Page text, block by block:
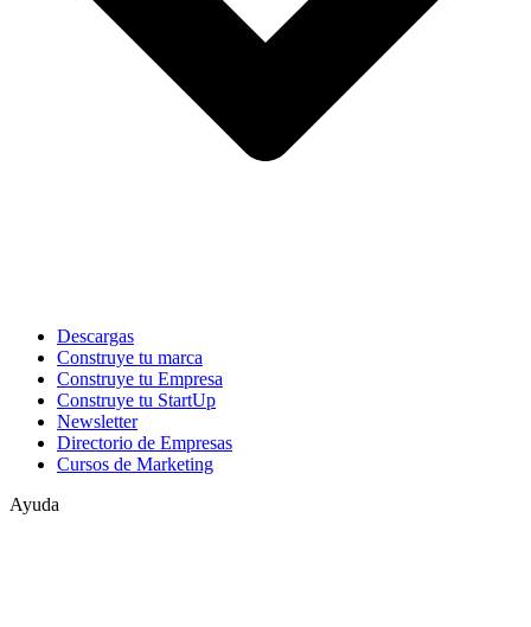
Descargas
Construye tu marca
Construye tu Empresa
Construye tu StartUp
Newsletter
Directorio de Empresas
Cursos de Marketing
Ayuda